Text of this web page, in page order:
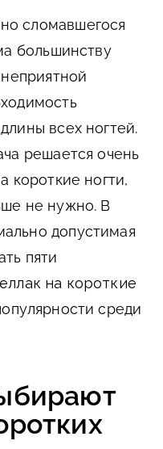
сломавшегося
большинству
всех ногтей.
решается очень
короткие ногти,
не нужно. В
допустимая
пяти
на короткие
среди